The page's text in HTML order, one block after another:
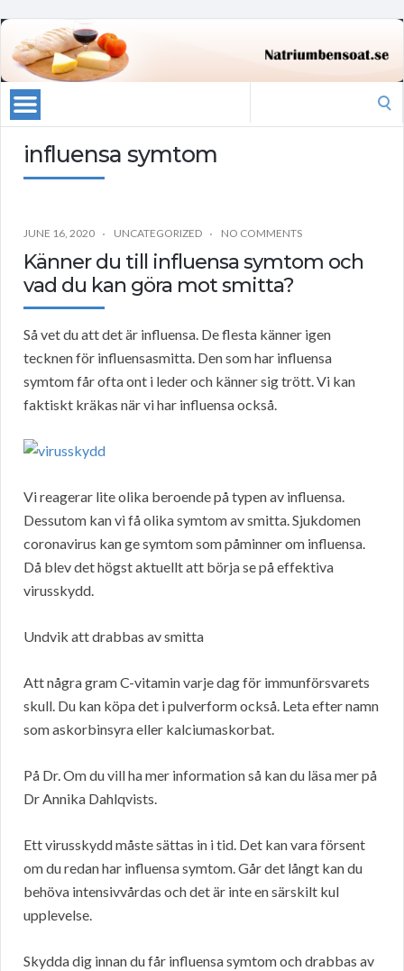
influensa symtom
JUNE 16, 2020 UNCATEGORIZED NO COMMENTS
Känner du till influensa symtom och
vad du kan göra mot smitta?
Så vet du att det är influensa. De flesta känner igen
tecknen för influensasmitta. Den som har influensa
symtom får ofta ont i leder och känner sig trött. Vi kan
faktiskt kräkas när vi har influensa också.
Vi reagerar lite olika beroende på typen av influensa.
Dessutom kan vi få olika symtom av smitta. Sjukdomen
coronavirus kan ge symtom som påminner om influensa.
Då blev det högst aktuellt att börja se på effektiva
virusskydd.
Undvik att drabbas av smitta
Att några gram C-vitamin varje dag för immunförsvarets
skull. Du kan köpa det i pulverform också. Leta efter namn
som askorbinsyra eller kalciumaskorbat.
På Dr. Om du vill ha mer information så kan du läsa mer på
Dr Annika Dahlqvists.
Ett virusskydd måste sättas in i tid. Det kan vara försent
om du redan har influensa symtom. Går det långt kan du
behöva intensivvårdas och det är inte en särskilt kul
upplevelse.
Skydda dig innan du får influensa symtom och drabbas av